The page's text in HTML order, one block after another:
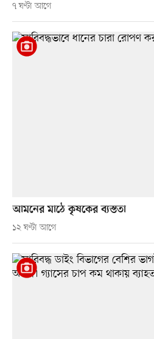
৭ ঘণ্টা আগে
আমনের মাঠে কৃষকের ব্যস্ততা
১২ ঘণ্টা আগে